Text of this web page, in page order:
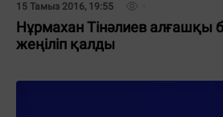
15 Тамыз 2016, 19:55
Нұрмахан Тінәлиев алғашқы
жеңіліп қалды